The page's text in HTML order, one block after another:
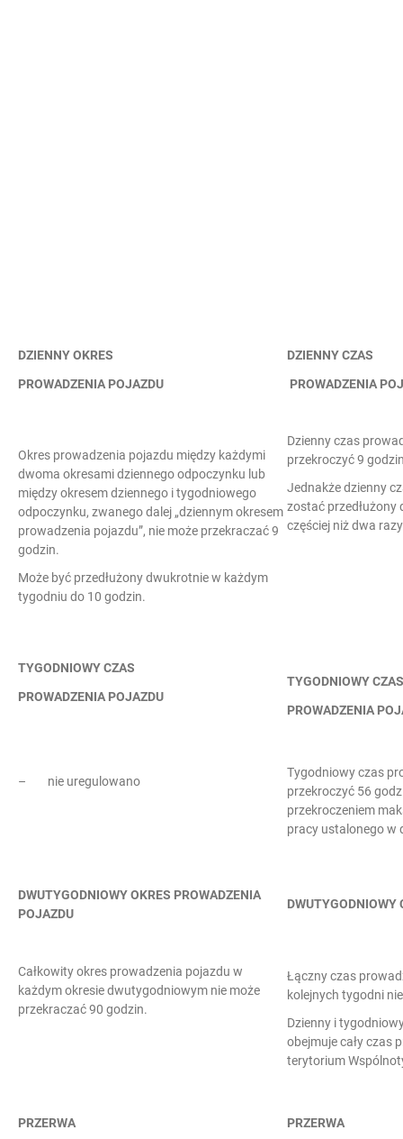
DZIENNY OKRES
PROWADZENIA POJAZDU
DZIENNY CZAS
PROWADZENIA
Okres prowadzenia pojazdu między każdymi
dwoma okresami dziennego odpoczynku lub
między okresem dziennego i tygodniowego
odpoczynku, zwanego dalej „dziennym okresem
prowadzenia pojazdu”, nie może przekraczać 9
godzin.
Może być przedłużony dwukrotnie w każdym
tygodniu do 10 godzin.
Dzienny czas
przekroczyć 9
Jednakże dzienny
zostać przedłużony
częściej niż dwa
TYGODNIOWY CZAS
PROWADZENIA POJAZDU
TYGODNIOWY CZAS
PROWADZENIA
– nie uregulowano
Tygodniowy czas
przekroczyć 56
przekroczeniem
pracy ustalonego w
DWUTYGODNIOWY OKRES PROWADZENIA
POJAZDU
DWUTYGODNIOWY
Całkowity okres prowadzenia pojazdu w
każdym okresie dwutygodniowym nie może
przekraczać 90 godzin.
Łączny czas
kolejnych tygodni
Dzienny i
obejmuje cały czas
terytorium
PRZERWA PRZERWA